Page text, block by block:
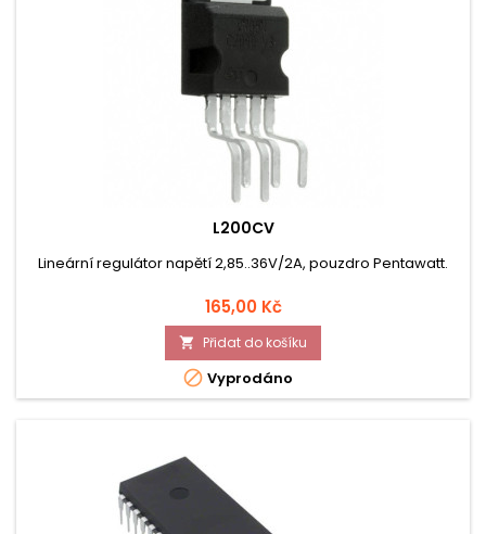
L200CV
Lineární regulátor napětí 2,85..36V/2A, pouzdro Pentawatt.
Cena
165,00 Kč
 Přidat do košíku
 Vyprodáno